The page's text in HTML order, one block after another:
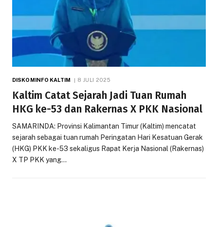
DISKOMINFO KALTIM 8 JULI 2025
Kaltim Catat Sejarah Jadi Tuan Rumah
HKG ke-53 dan Rakernas X PKK Nasional
SAMARINDA: Provinsi Kalimantan Timur (Kaltim) mencatat
sejarah sebagai tuan rumah Peringatan Hari Kesatuan Gerak
(HKG) PKK ke-53 sekaligus Rapat Kerja Nasional (Rakernas)
X TP PKK yang…